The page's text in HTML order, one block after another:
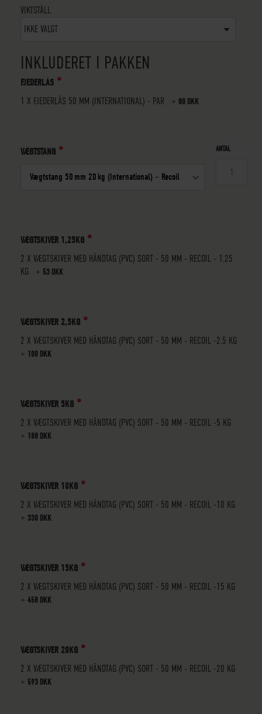
VIKTSTÄLL
IKKE VALGT
INKLUDERET I PAKKEN
FJEDERLÅS
1 X FJEDERLÅS 50 MM (INTERNATIONAL) - PAR + 80 DKK
VÆGTSTANG ANTAL
VÆGTSKIVER 1,25KG
2 X VÆGTSKIVER MED HÅNDTAG (PVC) SORT - 50 MM - RECOIL - 1,25
KG
+ 53 DKK
VÆGTSKIVER 2,5KG
2 X VÆGTSKIVER MED HÅNDTAG (PVC) SORT - 50 MM - RECOIL -2,5 KG
+ 100 DKK
VÆGTSKIVER 5KG
2 X VÆGTSKIVER MED HÅNDTAG (PVC) SORT - 50 MM - RECOIL -5 KG
+ 188 DKK
VÆGTSKIVER 10KG
2 X VÆGTSKIVER MED HÅNDTAG (PVC) SORT - 50 MM - RECOIL -10 KG
+ 330 DKK
VÆGTSKIVER 15KG
2 X VÆGTSKIVER MED HÅNDTAG (PVC) SORT - 50 MM - RECOIL -15 KG
+ 458 DKK
VÆGTSKIVER 20KG
2 X VÆGTSKIVER MED HÅNDTAG (PVC) SORT - 50 MM - RECOIL -20 KG
+ 593 DKK